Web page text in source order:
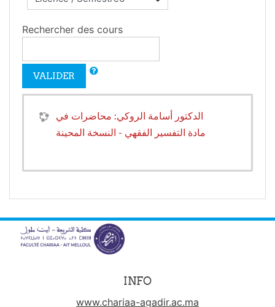
Rechercher des cours
VALIDER
الدكتور أسامة الروكي: محاضرات في
مادة التفسير الفقهي - النسخة المحينة
INFO
www.chariaa-agadir.ac.ma